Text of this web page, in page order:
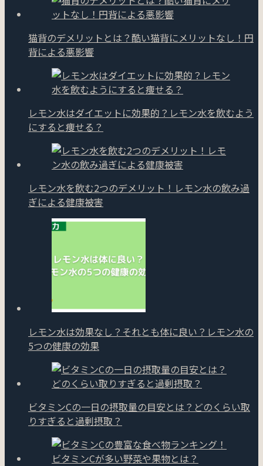
猫背のデメリットとは？酷い猫背にメリットなし！円
背による悪影響
レモン水はダイエットに効果的？レモン水を飲むよう
にすると痩せる？
レモン水を飲む2つのデメリット！レモン水の飲み過
ぎによる健康被害
レモン水は効果なし？それとも体に良い？レモン水の
5つの健康の効果
ビタミンCの一日の摂取量の目安とは？どのくらい取
りすぎると過剰摂取？